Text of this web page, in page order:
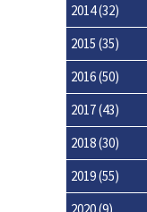
2014(32)
2015 (35)
2016(50)
2017(43)
2018(30)
2019(55)